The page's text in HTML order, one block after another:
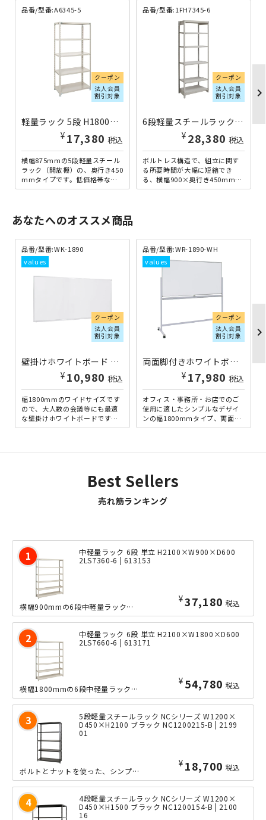
品番/型番:A6345-5
クーポン
法人会員
割引対象
軽量ラック 5段 H1800×W875×D450 A6345-5 | 613014
¥ 17,380 税込
横幅875mmの5段軽量スチール
ラック（開放棚）の、奥行き450
mmタイプです。低価格帯なが
ら120kgの棚板耐荷重を実現し
品番/型番:1FH7345-6
クーポン
法人会員
割引対象
6段軽量スチールラック NBタイプ H2100×W900×D450 単立 1FH7345-6 | 613399
¥ 28,380 税込
ボルトレス構造で、組立に関す
る所要時間が大幅に短縮でき
る、横幅900×奥行き450mmの
6段軽量ラックです。軽量型なが
chevron_right
あなたへのオススメ商品
品番/型番:WK-1890
クーポン
法人会員
割引対象
壁掛けホワイトボード 無地 W1800×H905 ホワイト
¥ 10,980 税込
幅1800mmのワイドサイズです
ので、大人数の会議等にも最適
な壁掛けホワイトボードです。
会議室の壁に掛けてしまえば場
品番/型番:WR-1890-WH
クーポン
法人会員
割引対象
両面脚付きホワイトボード 両面無地 W1800×H905 ホワイト
¥ 17,980 税込
オフィス・事務所・お店でのご
使用に適したシンプルなデザイ
ンの幅1800ｍｍタイプ、両面無
地の脚付きホワイトボードで
chevron_right
Best Sellers
売れ筋ランキング
中軽量ラック 6段 単立 H2100×W900×D600
2LS7360-6 | 613153
¥37,180 税込
横幅900mmの6段中軽量ラックの、奥行きたっぷりな600mmタイプ。ボルトレス...
中軽量ラック 6段 単立 H2100×W1800×D600
2LS7660-6 | 613171
¥ 54,780 税込
横幅1800mmの6段中軽量ラックの、奥行きたっぷりな600mmタイプ。ボルトレ...
5段軽量スチールラック NCシリーズ W1200×
D450×H2100 ブラック NC1200215-B | 2199
01
¥ 18,700 税込
ボルトとナットを使った、シンプルな軽量ラック「NCシリーズ」の小回りの利くW12...
4段軽量スチールラック NCシリーズ W1200×
D450×H1500 ブラック NC1200154-B | 2100
16